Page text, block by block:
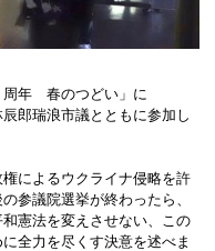
周年 春のつどい」に
郎瑞浪市議とともに参加し
によるウクライナ侵略を許
参議院選挙が終わったら、
憲法を変えさせない、この
全力を尽くす決意を述べま